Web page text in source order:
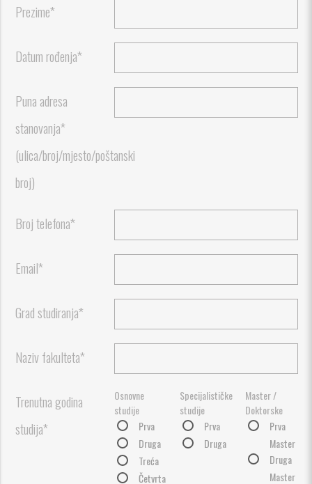
Prezime*
Datum rođenja*
Puna adresa
stanovanja*
(ulica/broj/mjesto/poštanski
broj)
Broj telefona*
Email*
Grad studiranja*
Naziv fakulteta*
Trenutna godina
studija*
Osnovne
studije
Prva
Druga
Treća
Četvrta
Specijalističke
studije
Prva
Druga
Master /
Doktorske
Prva
Master
Druga
Master